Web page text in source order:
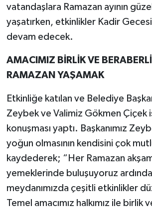
vatandaşlara Ramazan ayının
yaşatırken, etkinlikler Kadir
devam edecek.
AMACIMIZ BİRLİK VE
RAMAZAN YAŞAMAK
Etkinliğe katılan ve Belediye
Zeybek ve Valimiz Gökmen Çiçek
konuşması yaptı. Başkanımız
yoğun olmasının kendisini çok
kaydederek; “Her Ramazan
yemeklerinde buluşuyoruz
meydanımızda çeşitli etkinlikler
Temel amacımız halkımız ile birlik